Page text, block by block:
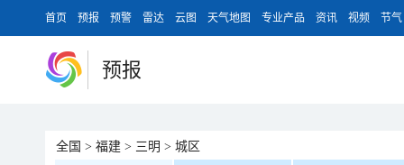
首页 预报 预警 雷达 云图 天气地图 专业产品 资讯 视频 节气
预报
全国 > 福建 > 三明 > 城区